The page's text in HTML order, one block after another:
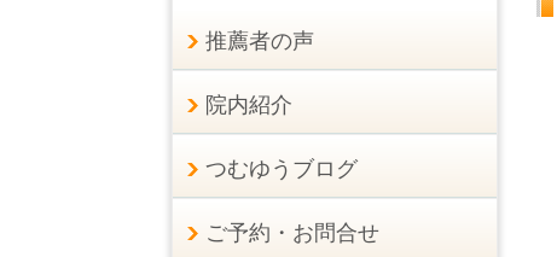
推薦者の声
院内紹介
つむゆうブログ
ご予約・お問合せ